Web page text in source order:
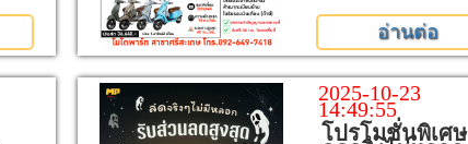
อ่านต่อ
2025-10-23
14:49:55
โปรโมชั่นพิเศษ